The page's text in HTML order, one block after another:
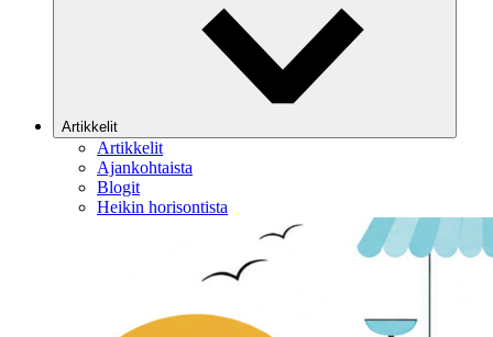
Artikkelit
Artikkelit
Ajankohtaista
Blogit
Heikin horisontista